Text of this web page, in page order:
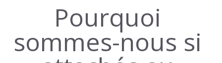
Pourquoi
sommes-nous si